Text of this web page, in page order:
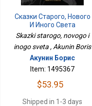
Сказки Старого, Нового
И Иного Света
Skazki starogo, novogo i
inogo sveta , Akunin Boris
Акунин Борис
Item: 1495367
$53.95
Shipped in 1-3 days